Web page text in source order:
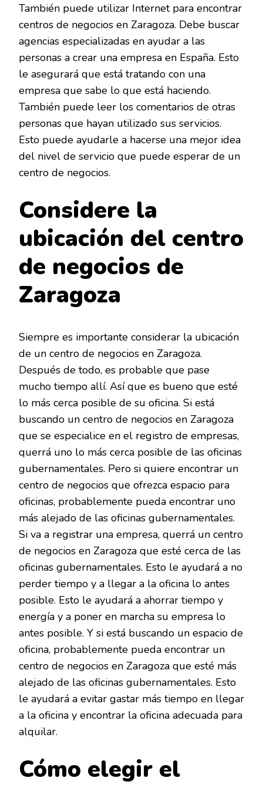
También puede utilizar Internet para encontrar
centros de negocios en Zaragoza. Debe buscar
agencias especializadas en ayudar a las
personas a crear una empresa en España. Esto
le asegurará que está tratando con una
empresa que sabe lo que está haciendo.
También puede leer los comentarios de otras
personas que hayan utilizado sus servicios.
Esto puede ayudarle a hacerse una mejor idea
del nivel de servicio que puede esperar de un
centro de negocios.
Considere la
ubicación del centro
de negocios de
Zaragoza
Siempre es importante considerar la ubicación
de un centro de negocios en Zaragoza.
Después de todo, es probable que pase
mucho tiempo allí. Así que es bueno que esté
lo más cerca posible de su oficina. Si está
buscando un centro de negocios en Zaragoza
que se especialice en el registro de empresas,
querrá uno lo más cerca posible de las oficinas
gubernamentales. Pero si quiere encontrar un
centro de negocios que ofrezca espacio para
oficinas, probablemente pueda encontrar uno
más alejado de las oficinas gubernamentales.
Si va a registrar una empresa, querrá un centro
de negocios en Zaragoza que esté cerca de las
oficinas gubernamentales. Esto le ayudará a no
perder tiempo y a llegar a la oficina lo antes
posible. Esto le ayudará a ahorrar tiempo y
energía y a poner en marcha su empresa lo
antes posible. Y si está buscando un espacio de
oficina, probablemente pueda encontrar un
centro de negocios en Zaragoza que esté más
alejado de las oficinas gubernamentales. Esto
le ayudará a evitar gastar más tiempo en llegar
a la oficina y encontrar la oficina adecuada para
alquilar.
Cómo elegir el